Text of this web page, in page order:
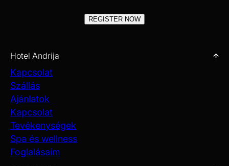
REGISTER NOW
Hotel Andrija
Kapcsolat
Szállás
Ajánlatok
Kapcsolat
Tevékenységek
Spa és wellness
Foglalásaim